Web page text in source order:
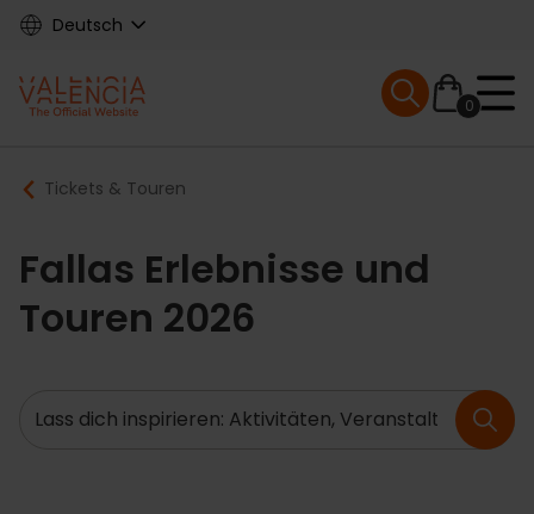
Skip
content
Deutsch
Main
navigation
0
Mobile menu
Breadcrumb
Tickets & Touren
Fallas Erlebnisse und
Touren 2026
Suche